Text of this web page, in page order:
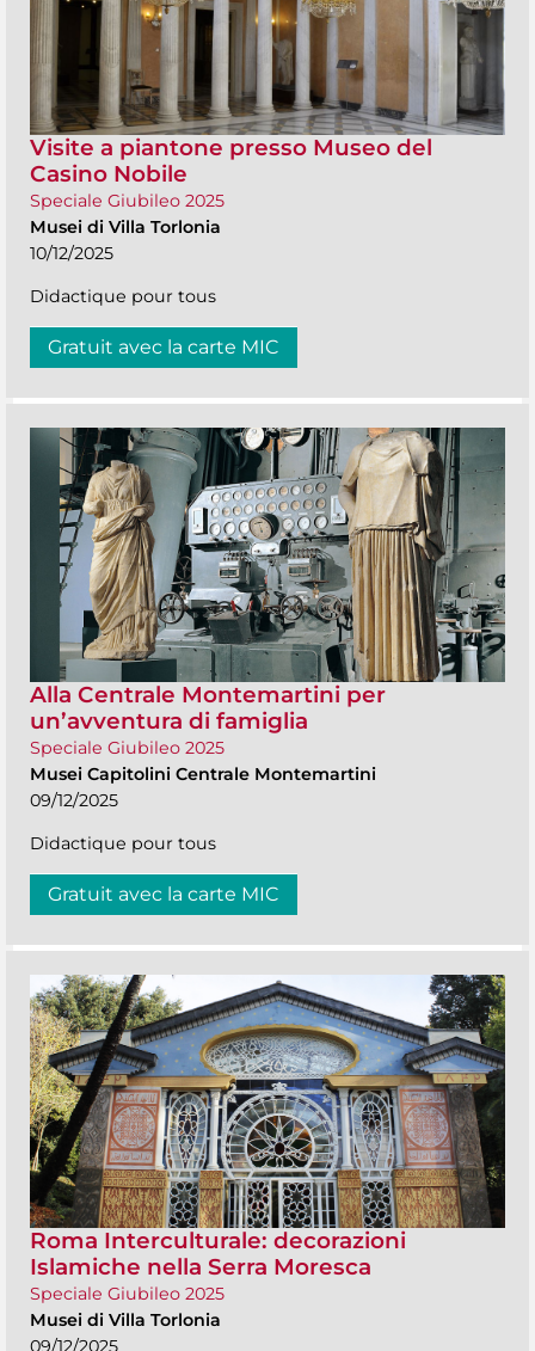
Visite a piantone presso Museo del
Casino Nobile
Speciale Giubileo 2025
Musei di Villa Torlonia
10/12/2025
Didactique pour tous
Gratuit avec la carte MIC
Alla Centrale Montemartini per
un’avventura di famiglia
Speciale Giubileo 2025
Musei Capitolini Centrale Montemartini
09/12/2025
Didactique pour tous
Gratuit avec la carte MIC
Roma Interculturale: decorazioni
Islamiche nella Serra Moresca
Speciale Giubileo 2025
Musei di Villa Torlonia
09/12/2025